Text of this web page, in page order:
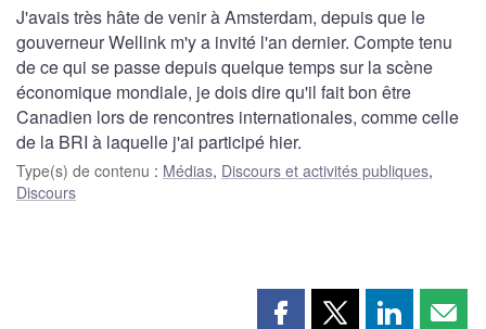
J'avais très hâte de venir à Amsterdam, depuis que le
gouverneur Wellink m'y a invité l'an dernier. Compte tenu
de ce qui se passe depuis quelque temps sur la scène
économique mondiale, je dois dire qu'il fait bon être
Canadien lors de rencontres internationales, comme celle
de la BRI à laquelle j'ai participé hier.
Type(s) de contenu : Médias, Discours et activités publiques,
Discours
PartagerPartagerPartager